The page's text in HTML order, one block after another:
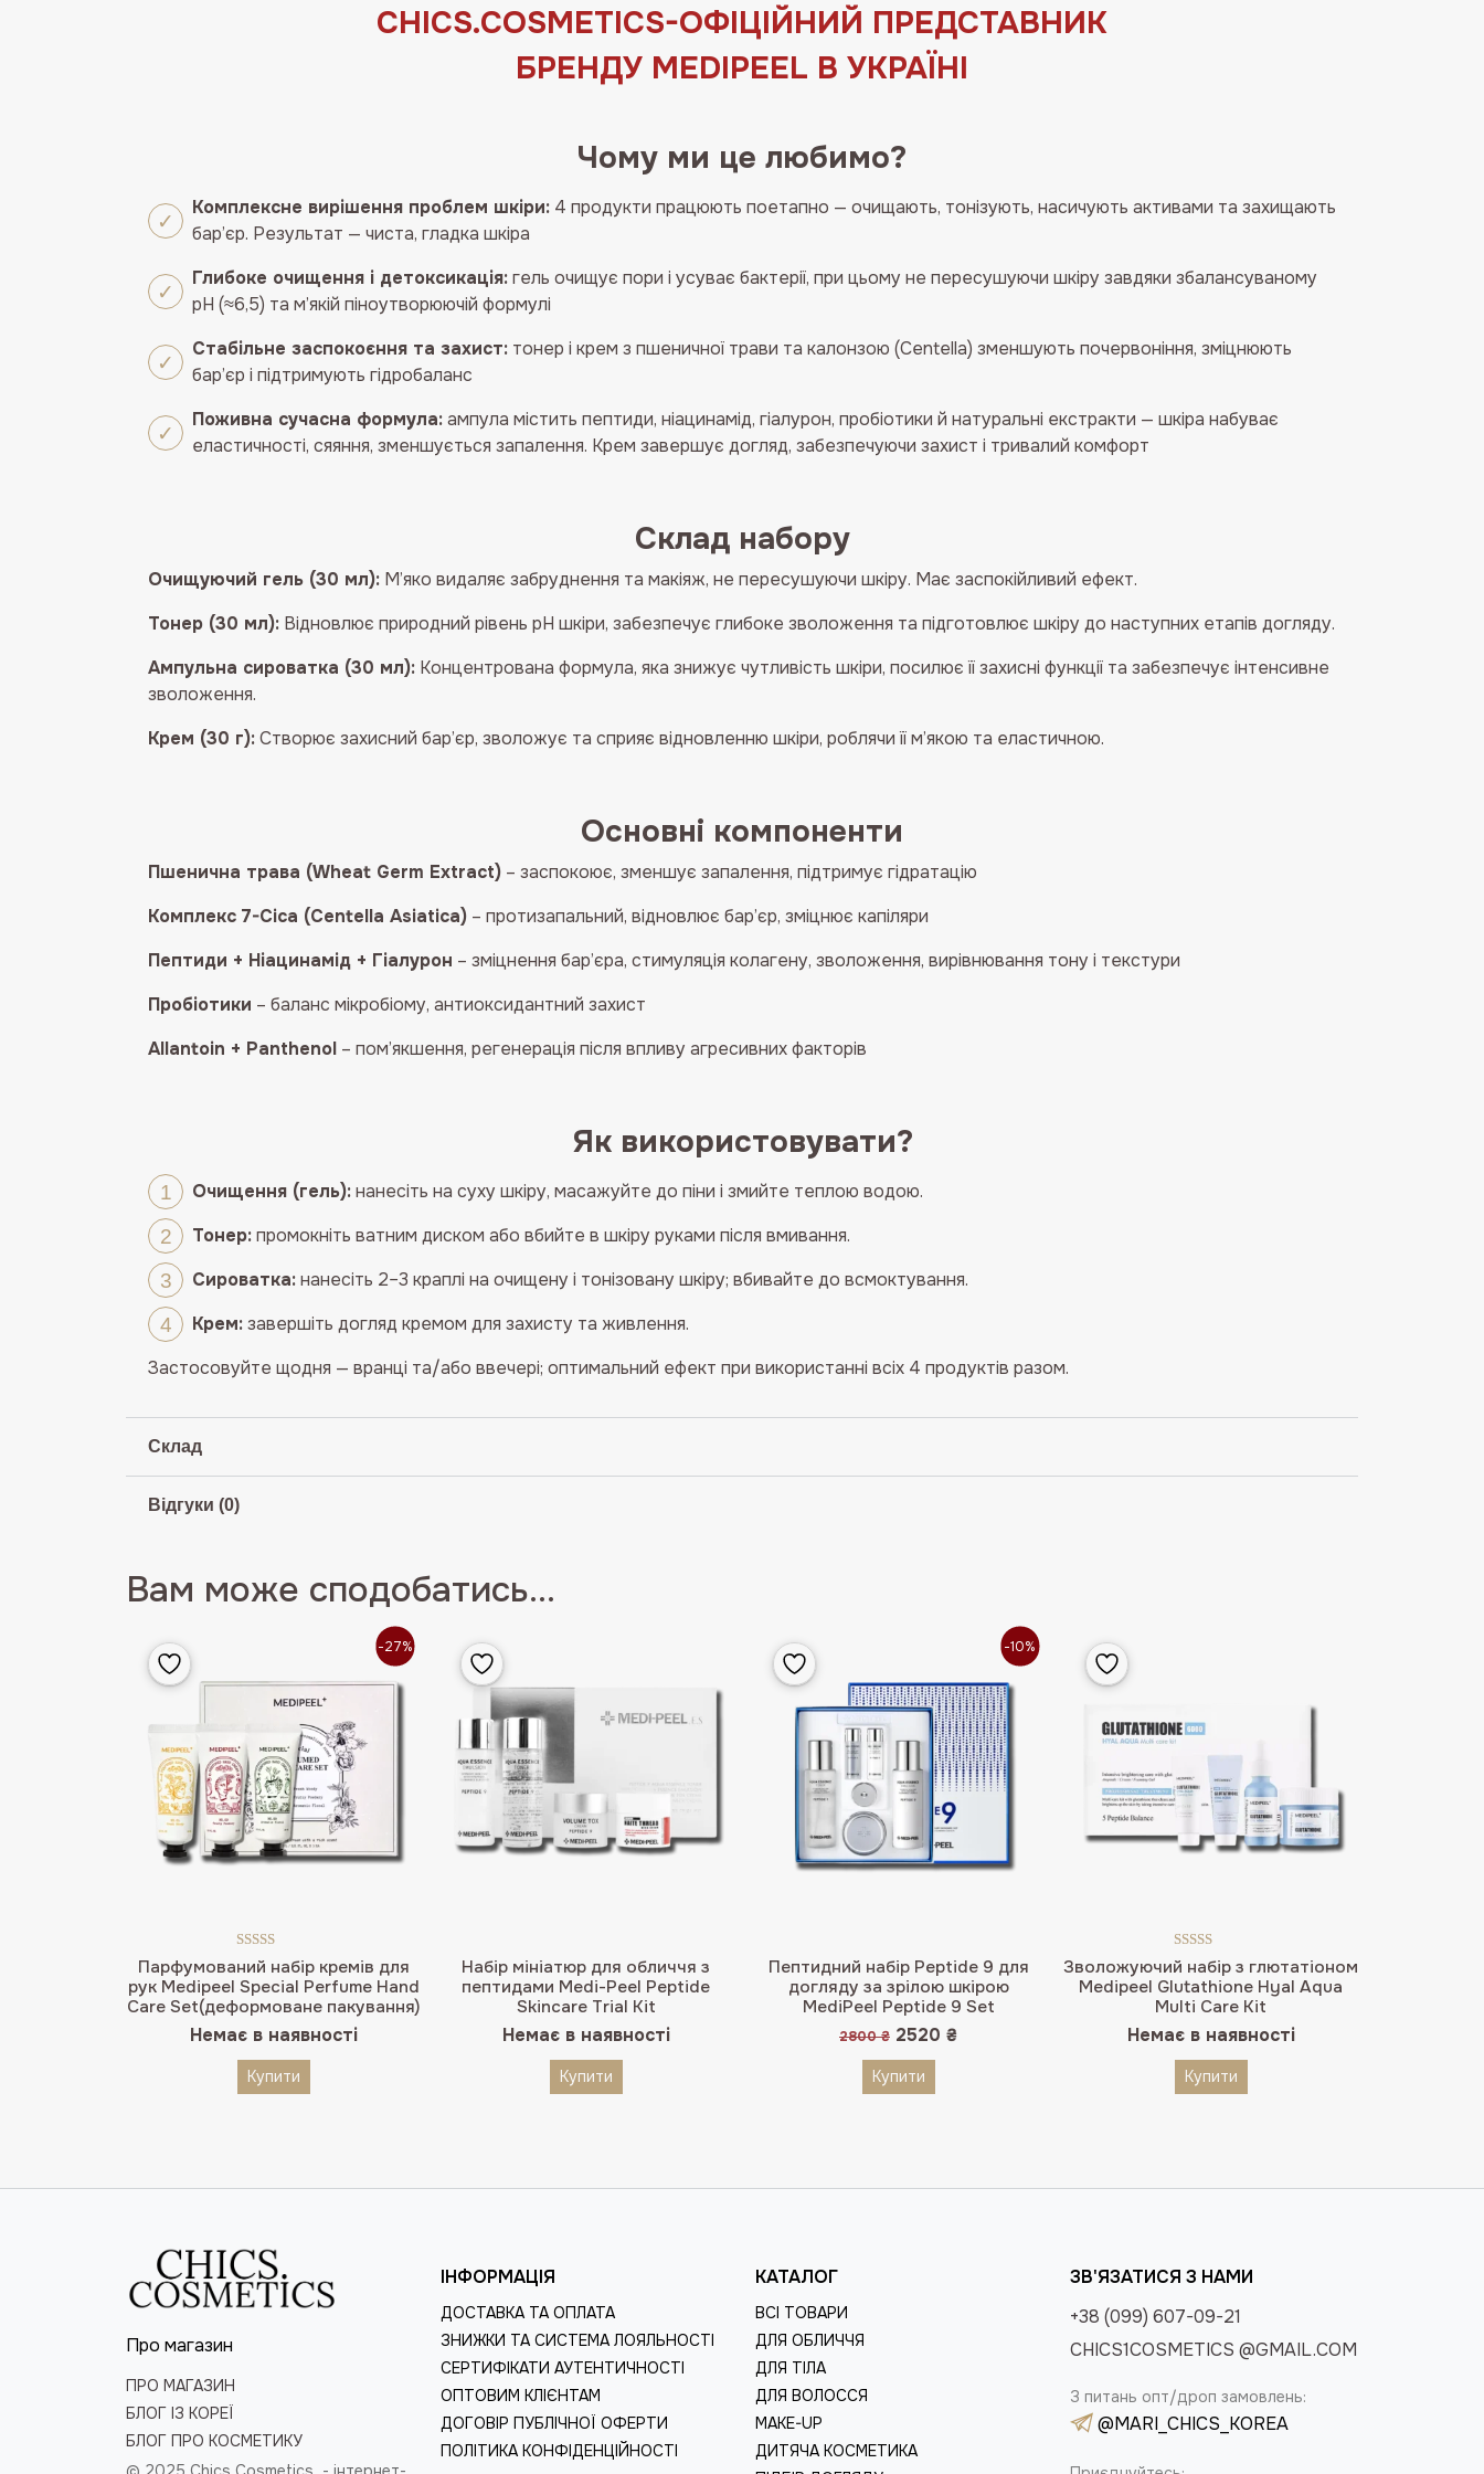
СHICS.COSMETICS-ОФIЦIЙНИЙ ПРЕДСТАВНИК
БРЕНДУ MEDIPEEL В УКРАЇНІ
Чому ми це любимо?
Комплексне вирішення проблем шкіри: 4 продукти працюють поетапно — очищають, тонізують, насичують активами та захищають
бар’єр. Результат — чиста, гладка шкіра
Глибоке очищення і детоксикація:гель очищує пори і усуває бактерії, при цьому не пересушуючи шкіру завдяки збалансуваному
pH (≈6,5) та м’якій піноутворюючій формулі
Стабільне заспокоєння та захист: тонер і крем з пшеничної трави та калонзою (Centella) зменшують почервоніння, зміцнюють
бар’єр і підтримують гідробаланс
Поживна сучасна формула:ампула містить пептиди, ніацинамід, гіалурон, пробіотики й натуральні екстракти — шкіра набуває
еластичності, сяяння, зменшується запалення. Крем завершує догляд, забезпечуючи захист і тривалий комфорт
Склад набору
Очищуючий гель (30 мл): М’яко видаляє забруднення та макіяж, не пересушуючи шкіру. Має заспокійливий ефект.
Тонер (30 мл): Відновлює природний рівень pH шкіри, забезпечує глибоке зволоження та підготовлює шкіру до наступних етапів догляду.
Ампульна сироватка (30 мл): Концентрована формула, яка знижує чутливість шкіри, посилює її захисні функції та забезпечує інтенсивне
зволоження.
Крем (30 г):Створює захисний бар’єр, зволожує та сприяє відновленню шкіри, роблячи її м’якою та еластичною.
Основні компоненти
Пшенична трава (Wheat Germ Extract) – заспокоює, зменшує запалення, підтримує гідратацію
Комплекс 7-Cica (Centella Asiatica) – протизапальний, відновлює бар’єр, зміцнює капіляри
Пептиди + Ніацинамід + Гіалурон – зміцнення бар’єра, стимуляція колагену, зволоження, вирівнювання тону і текстури
Пробіотики – баланс мікробіому, антиоксидантний захист
Allantoin + Panthenol – пом’якшення, регенерація після впливу агресивних факторів
Як використовувати?
Очищення (гель):нанесіть на суху шкіру, масажуйте до піни і змийте теплою водою.
Тонер:промокніть ватним диском або вбийте в шкіру руками після вмивання.
Сироватка:нанесіть 2–3 краплі на очищену і тонізовану шкіру; вбивайте до всмоктування.
Крем:завершіть догляд кремом для захисту та живлення.
Застосовуйте щодня — вранці та/або ввечері; оптимальний ефект при використанні всіх 4 продуктів разом.
Склад
Відгуки (0)
Вам може сподобатись...
-27%
Парфумований набір кремів для
рук Medipeel Special Perfume Hand
Care Set(деформоване пакування)
Оцінено в
5.00з 5
Немає в наявності
Купити
Набір мініатюр для обличчя з
пептидами Medi-Peel Peptide
Skincare Trial Kit
Немає в наявності
Купити
-10%
Пептидний набір Peptide 9 для
догляду за зрілою шкірою
MediPeel Peptide 9 Set
2800₴ Оригінальна
2800 ₴.
2520 ₴Поточна
Купити
Зволожуючий набір з глютатіоном
Medipeel Glutathione Hyal Aqua
Multi Care Kit
Оцінено в
5.00з 5
Немає в наявності
Купити
Про магазин
ПРО МАГАЗИН
БЛОГ ІЗ КОРЕЇ
БЛОГ ПРО КОСМЕТИКУ
ІНФОРМАЦІЯ
ДОСТАВКА ТА ОПЛАТА
ЗНИЖКИ ТА СИСТЕМА ЛОЯЛЬНОСТІ
СЕРТИФІКАТИ АУТЕНТИЧНОСТІ
ОПТОВИМ КЛІЄНТАМ
ДОГОВІР ПУБЛІЧНОЇ ОФЕРТИ
ПОЛІТИКА КОНФІДЕНЦІЙНОСТІ
КАТАЛОГ
ВСІ ТОВАРИ
ДЛЯ ОБЛИЧЧЯ
ДЛЯ ТІЛА
ДЛЯ ВОЛОССЯ
MAKE-UP
ДИТЯЧА КОСМЕТИКА
ЗВ'ЯЗАТИСЯ З НАМИ
+38 (099) 607-09-21
CHICS1COSMETICS @GMAIL.COM
З питань опт/дроп замовлень:
@MARI_CHICS_KOREA